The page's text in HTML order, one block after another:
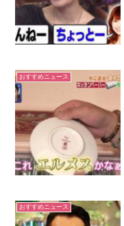
おすすめニュース
おすすめニュース